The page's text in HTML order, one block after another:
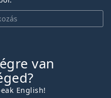
van
English!